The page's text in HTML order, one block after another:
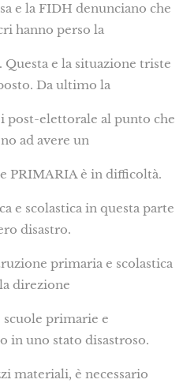
e la FIDH denunciano che
hanno perso la
e la situazione triste
Da ultimo la
post-elettorale al punto che
ad avere un
PRIMARIA è in difficoltà.
e scolastica in questa parte
disastro.
primaria e scolastica
direzione
primarie e
in uno stato disastroso.
materiali, è necessario